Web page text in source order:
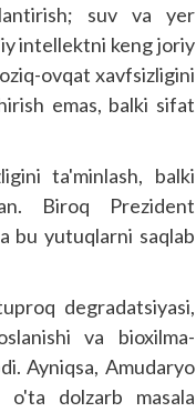
suv va yer
intellektni keng joriy
ovqat xavfsizligini
emas, balki sifat
ta'minlash, balki
Biroq Prezident
bu yutuqlarni saqlab
degradatsiyasi,
va bioxilma-
Ayniqsa, Amudaryo
o'ta dolzarb masala